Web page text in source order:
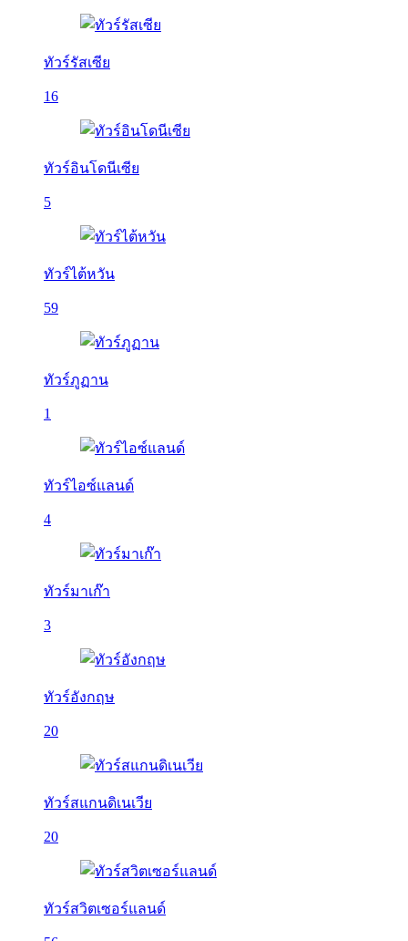
ทัวร์รัสเซีย
16
ทัวร์อินโดนีเซีย
5
ทัวร์ไต้หวัน
59
ทัวร์ภูฏาน
1
ทัวร์ไอซ์แลนด์
4
ทัวร์มาเก๊า
3
ทัวร์อังกฤษ
20
ทัวร์สแกนดิเนเวีย
20
ทัวร์สวิตเซอร์แลนด์